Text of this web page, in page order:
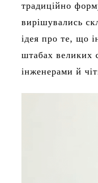
традиційно
вирішувались
ідея про те, що
штабах великих
інженерами й